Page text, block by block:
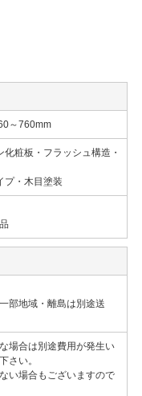
～760mm
粧板・フラッシュ構造・
プ・木目塗装
部地域・離島は別途送
場合は別途費用が発生い
さい。
い場合もございますので